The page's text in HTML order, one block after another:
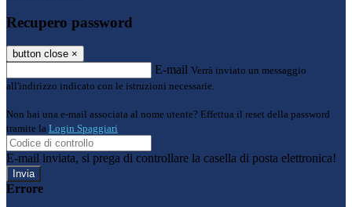
Recupero password
button close ×
E-mail Verrà inviato un messaggio
all'indirizzo indicato con le istruzioni necessarie.
Non hai una e-mail associata al nome utente? Effettua il reset della password
tramite la Login Spaggiari
E-mail inviata, si prega di controllare la casella di posta elettronica!
Errore